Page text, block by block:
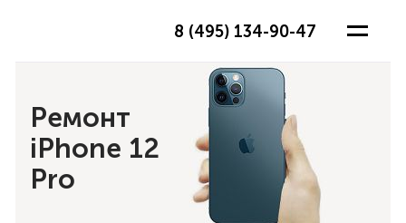
8 (495) 134-90-47
Ремонт
iPhone 12
Pro